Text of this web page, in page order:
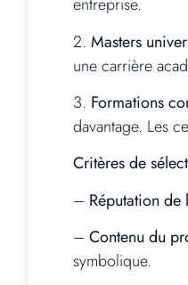
entreprise.
2. Masters
une carrière
3. Formations
davantage. Les
Critères de
– Réputation de
– Contenu du
symbolique.